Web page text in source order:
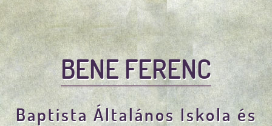
BENE FERENC
Baptista Általános Iskola és